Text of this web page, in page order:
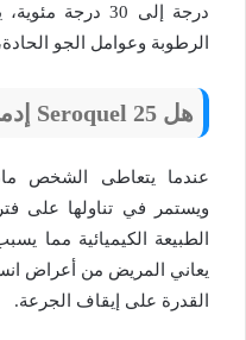
درجة إلى 30
الرطوبة وعوامل الجو
هل Seroquel 25 إدمان؟
عندما يتعاطى الشخص
ويستمر في تناولها على
الطبيعة الكيميائية مما
يعاني المريض من أعراض
القدرة على إيقاف الجرعة.